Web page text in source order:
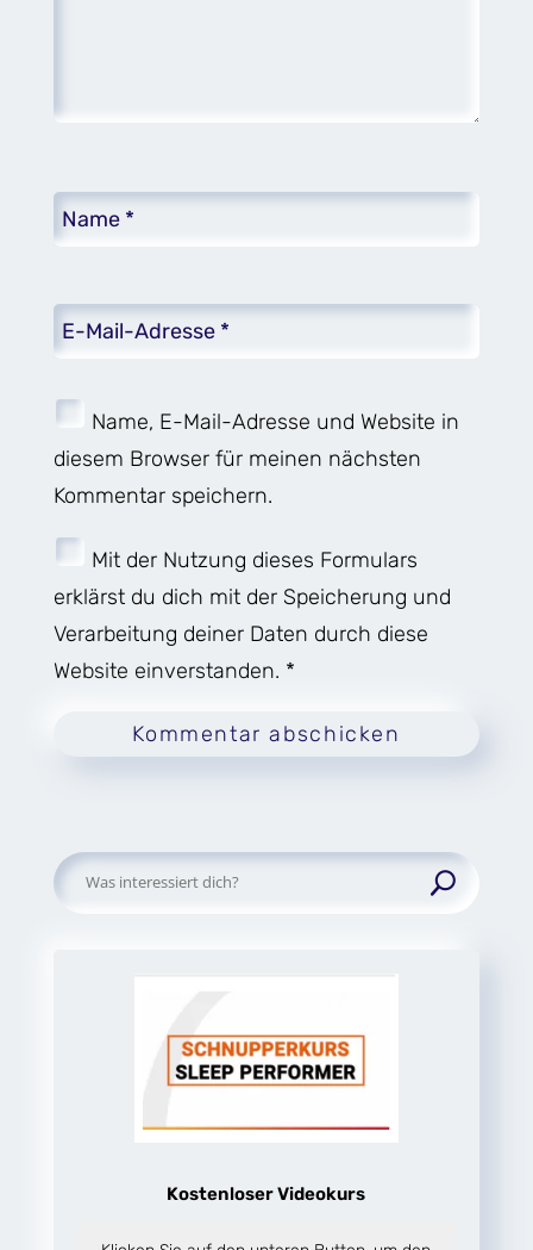
Name, E-Mail-Adresse und Website in
diesem Browser für meinen nächsten
Kommentar speichern.
Mit der Nutzung dieses Formulars
erklärst du dich mit der Speicherung und
Verarbeitung deiner Daten durch diese
Website einverstanden. *
Kommentar abschicken
Suchen
Kostenloser Videokurs